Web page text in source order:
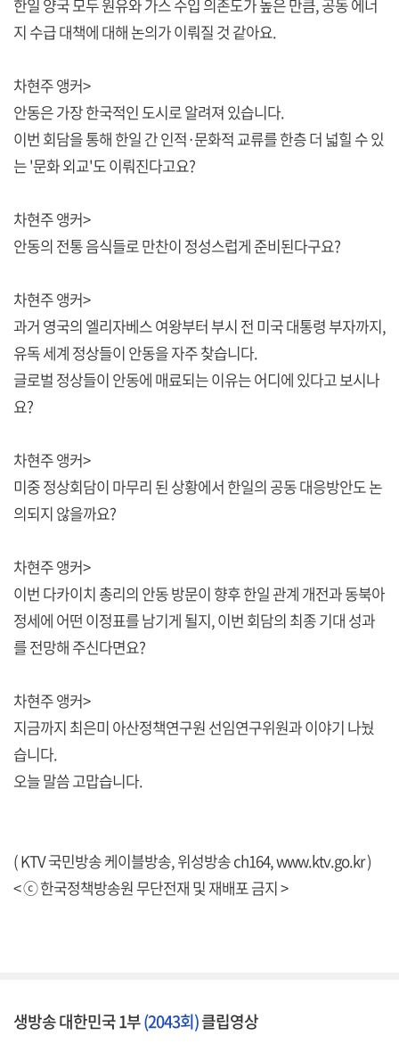
한일 양국 모두 원유와 가스 수입 의존도가 높은 만큼, 공동 에너
지 수급 대책에 대해 논의가 이뤄질 것 같아요.
차현주 앵커>
안동은 가장 한국적인 도시로 알려져 있습니다.
이번 회담을 통해 한일 간 인적·문화적 교류를 한층 더 넓힐 수 있
는 '문화 외교'도 이뤄진다고요?
차현주 앵커>
안동의 전통 음식들로 만찬이 정성스럽게 준비된다구요?
차현주 앵커>
과거 영국의 엘리자베스 여왕부터 부시 전 미국 대통령 부자까지,
유독 세계 정상들이 안동을 자주 찾습니다.
글로벌 정상들이 안동에 매료되는 이유는 어디에 있다고 보시나
요?
차현주 앵커>
미중 정상회담이 마무리 된 상황에서 한일의 공동 대응방안도 논
의되지 않을까요?
차현주 앵커>
이번 다카이치 총리의 안동 방문이 향후 한일 관계 개전과 동북아
정세에 어떤 이정표를 남기게 될지, 이번 회담의 최종 기대 성과
를 전망해 주신다면요?
차현주 앵커>
지금까지 최은미 아산정책연구원 선임연구위원과 이야기 나눴
습니다.
오늘 말씀 고맙습니다.
( KTV 국민방송 케이블방송, 위성방송 ch164,www.ktv.go.kr)
< ⓒ 한국정책방송원 무단전재 및 재배포 금지 >
생방송 대한민국 1부(2043회)클립영상